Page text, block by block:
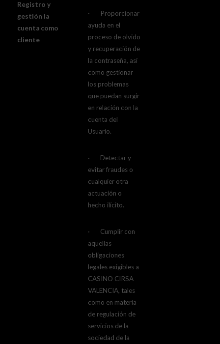
Registro y
gestión la
cuenta como
cliente
· Proporcionar
ayuda en el
proceso de olvido
y recuperación de
la contraseña, así
como gestionar
los problemas
que puedan surgir
en relación con la
cuenta del
Usuario.
· Detectar y
evitar fraudes o
cualquier otra
actuación o
hecho ilícito.
· Cumplir con
aquellas
obligaciones
legales exigibles a
CASINO CIRSA
VALENCIA, tales
como en materia
de regulación de
servicios de la
sociedad de la